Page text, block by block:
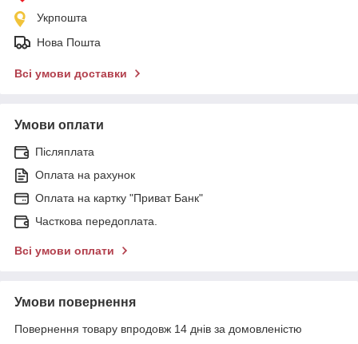
Укрпошта
Нова Пошта
Всі умови доставки
Умови оплати
Післяплата
Оплата на рахунок
Оплата на картку "Приват Банк"
Часткова передоплата.
Всі умови оплати
Умови повернення
Повернення товару впродовж 14 днів за домовленістю